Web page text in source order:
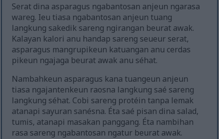
Serat dina asparagus ngabantosan anjeun ngarasa
wareg. Ieu tiasa ngabantosan anjeun tuang
langkung sakedik sareng ngirangan beurat awak.
Kalayan kalori anu handap sareng seueur serat,
asparagus mangrupikeun katuangan anu cerdas
pikeun ngajaga beurat awak anu séhat.
Nambahkeun asparagus kana tuangeun anjeun
tiasa ngajantenkeun raosna langkung saé sareng
langkung séhat. Cobi sareng protéin tanpa lemak
atanapi sayuran sanésna. Éta saé pisan dina salad,
tumis, atanapi masakan panggang. Éta nambihan
rasa sareng ngabantosan ngatur beurat awak.